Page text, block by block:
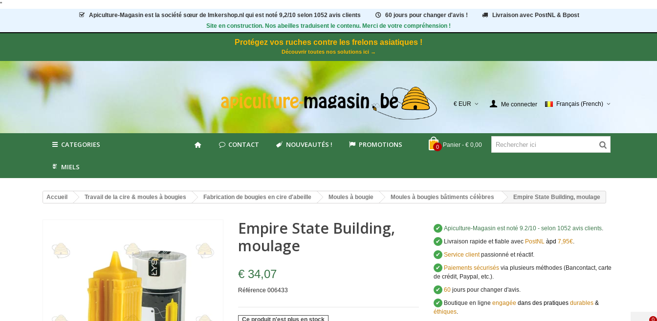
"
Apiculture-Magasin est la société sœur de Imkershop.nl qui est noté 9,2/10 selon 1052avis clients 60 jours pour changer d'avis !
Livraison avec PostNL & Bpost
Site en construction. Nos abeilles traduisent le contenu. Merci de votre compréhension !
Protégez vos ruches contre les frelons asiatiques !
Découvrir toutes nos solutions ici →
€ EUR Me connecter Français (French)
0 Panier - € 0,00
CATEGORIES CONTACT NOUVEAUTÉS ! PROMOTIONS
MIELS
Accueil Travail de la cire & moules à bougies Fabrication de bougies en cire d'abeille Moules à bougie Moules à bougies bâtiments célèbres Empire State Building, moulage
Empire State Building,
moulage
€ 34,07
Référence 006433
✔ Apiculture-Magasin est noté 9.2/10 - selon 1052 avis clients.
✔ Livraison rapide et fiable avecPostNL àpd 7,95€.
✔ Service clientpassionné et réactif.
✔ Paiements sécurisésvia plusieurs méthodes (Bancontact, carte
de crédit, Paypal, etc.).
✔ 60jours pour changer d'avis.
✔ Boutique en ligne engagée dans des pratiques durables&
éthiques.
0